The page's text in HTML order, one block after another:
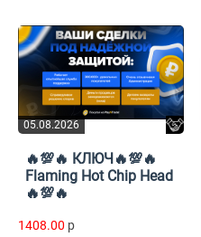
05.08.2026
🔥💯🔥 КЛЮЧ🔥💯🔥
Flaming Hot Chip Head
🔥💯🔥
1408.00 p